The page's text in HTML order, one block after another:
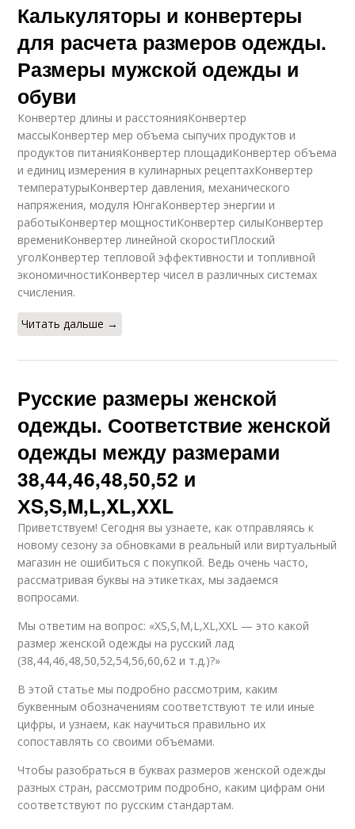
Калькуляторы и конвертеры
для расчета размеров одежды.
Размеры мужской одежды и
обуви
Конвертер длины и расстоянияКонвертер
массыКонвертер мер объема сыпучих продуктов и
продуктов питанияКонвертер площадиКонвертер объема
и единиц измерения в кулинарных рецептахКонвертер
температурыКонвертер давления, механического
напряжения, модуля ЮнгаКонвертер энергии и
работыКонвертер мощностиКонвертер силыКонвертер
времениКонвертер линейной скоростиПлоский
уголКонвертер тепловой эффективности и топливной
экономичностиКонвертер чисел в различных системах
счисления.
Читать дальше →
Русские размеры женской
одежды. Соответствие женской
одежды между размерами
38,44,46,48,50,52 и
ХS,S,M,L,XL,XXL
Приветствуем! Сегодня вы узнаете, как отправляясь к
новому сезону за обновками в реальный или виртуальный
магазин не ошибиться с покупкой. Ведь очень часто,
рассматривая буквы на этикетках, мы задаемся
вопросами.
Мы ответим на вопрос: «ХS,S,M,L,XL,XXL — это какой
размер женской одежды на русский лад
(38,44,46,48,50,52,54,56,60,62 и т.д.)?»
В этой статье мы подробно рассмотрим, каким
буквенным обозначениям соответствуют те или иные
цифры, и узнаем, как научиться правильно их
сопоставлять со своими объемами.
Чтобы разобраться в буквах размеров женской одежды
разных стран, рассмотрим подробно, каким цифрам они
соответствуют по русским стандартам.